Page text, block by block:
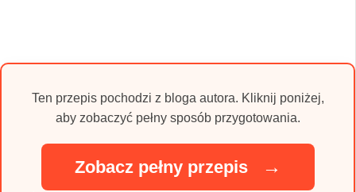
Ten przepis pochodzi z bloga autora. Kliknij poniżej,
aby zobaczyć pełny sposób przygotowania.
Zobacz pełny przepis →